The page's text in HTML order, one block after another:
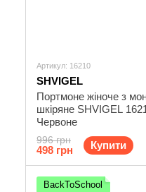
Артикул: 16210
SHVIGEL
Портмоне жіноче з
шкіряне SHVIGEL
Червоне
996 грн
498 грн Купити
BackToSchool